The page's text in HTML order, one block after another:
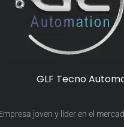
GLF Tecno
joven y líder en el